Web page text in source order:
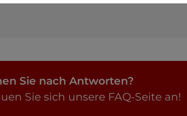
Sie nach Antworten?
Sie sich unsere FAQ-Seite an!